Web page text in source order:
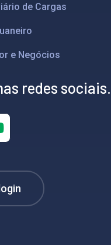
de Cargas
e Negócios
redes sociais.